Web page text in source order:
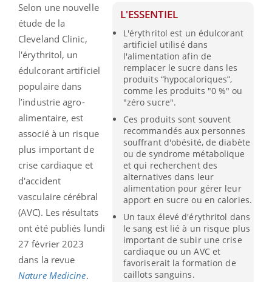
L'ESSENTIEL
L'érythritol est un édulcorant
artificiel utilisé dans
l'alimentation afin de
remplacer le sucre dans les
produits “hypocaloriques”,
comme les produits "0 %" ou
"zéro sucre".
Ces produits sont souvent
recommandés aux personnes
souffrant d'obésité, de diabète
ou de syndrome métabolique
et qui recherchent des
alternatives dans leur
alimentation pour gérer leur
apport en sucre ou en calories.
Un taux élevé d'érythritol dans
le sang est lié à un risque plus
important de subir une crise
cardiaque ou un AVC et
favoriserait la formation de
caillots sanguins.
Selon une nouvelle
étude de la
Cleveland Clinic,
l'érythritol, un
édulcorant artificiel
populaire dans
l’industrie agro-
alimentaire, est
associé à un risque
plus important de
crise cardiaque et
d'accident
vasculaire cérébral
(AVC). Les résultats
ont été publiés lundi
27 février 2023
dans la revue
Nature Medicine.